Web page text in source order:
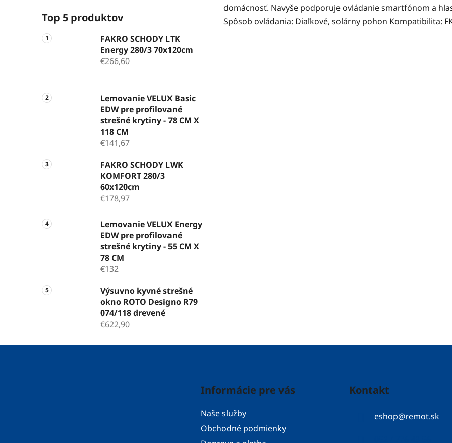
Top 5 produktov
FAKRO SCHODY LTK
Energy 280/3 70x120cm
€266,60
Lemovanie VELUX Basic
EDW pre profilované
strešné krytiny - 78 CM X
118 CM
€141,67
FAKRO SCHODY LWK
KOMFORT 280/3
60x120cm
€178,97
Lemovanie VELUX Energy
EDW pre profilované
strešné krytiny - 55 CM X
78 CM
€132
Výsuvno kyvné strešné
okno ROTO Designo R79
074/118 drevené
€622,90
domácnosť. Navyše podporuje ovládanie smartfónom a
Spôsob ovládania: Diaľkové, solárny pohon Kompatibilita:
Informácie pre vás
Naše služby
Obchodné podmienky
Kontakt
eshop@remot.sk